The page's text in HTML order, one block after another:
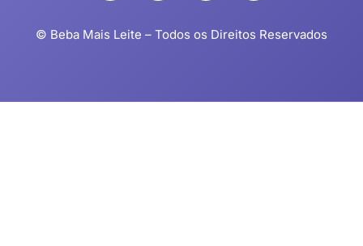
© Beba Mais Leite – Todos os Direitos Reservados